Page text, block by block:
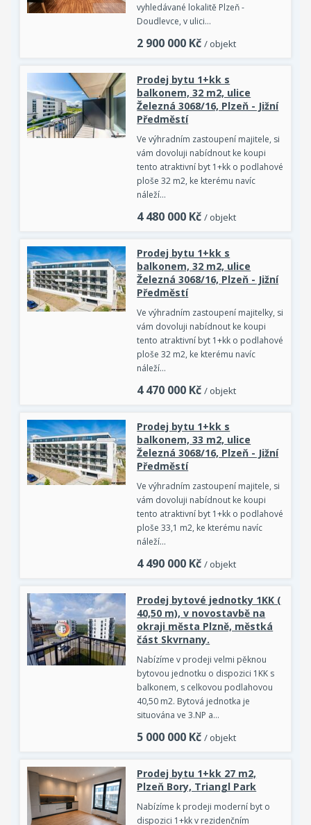
vyhledávané lokalitě Plzeň -
Doudlevce, v ulici…
2 900 000 Kč / objekt
Prodej bytu 1+kk s
balkonem, 32 m2, ulice
Železná 3068/16, Plzeň - Jižní
Předměstí
Ve výhradním zastoupení majitele, si
vám dovoluji nabídnout ke koupi
tento atraktivní byt 1+kk o podlahové
ploše 32 m2, ke kterému navíc
náleží…
4 480 000 Kč / objekt
Prodej bytu 1+kk s
balkonem, 32 m2, ulice
Železná 3068/16, Plzeň - Jižní
Předměstí
Ve výhradním zastoupení majitelky, si
vám dovoluji nabídnout ke koupi
tento atraktivní byt 1+kk o podlahové
ploše 32 m2, ke kterému navíc
náleží…
4 470 000 Kč / objekt
Prodej bytu 1+kk s
balkonem, 33 m2, ulice
Železná 3068/16, Plzeň - Jižní
Předměstí
Ve výhradním zastoupení majitele, si
vám dovoluji nabídnout ke koupi
tento atraktivní byt 1+kk o podlahové
ploše 33,1 m2, ke kterému navíc
náleží…
4 490 000 Kč / objekt
Prodej bytové jednotky 1KK (
40,50 m), v novostavbě na
okraji města Plzně, městká
část Skvrnany.
Nabízíme v prodeji velmi pěknou
bytovou jednotku o dispozici 1KK s
balkonem, s celkovou podlahovou
40,50 m2. Bytová jednotka je
situována ve 3.NP a…
5 000 000 Kč / objekt
Prodej bytu 1+kk 27 m2,
Plzeň Bory, Triangl Park
Nabízíme k prodeji moderní byt o
dispozici 1+kk v rezidenčním